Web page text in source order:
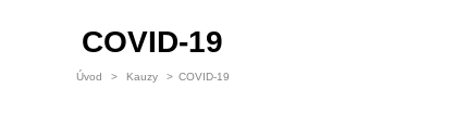
COVID-19
Úvod > Kauzy > COVID-19